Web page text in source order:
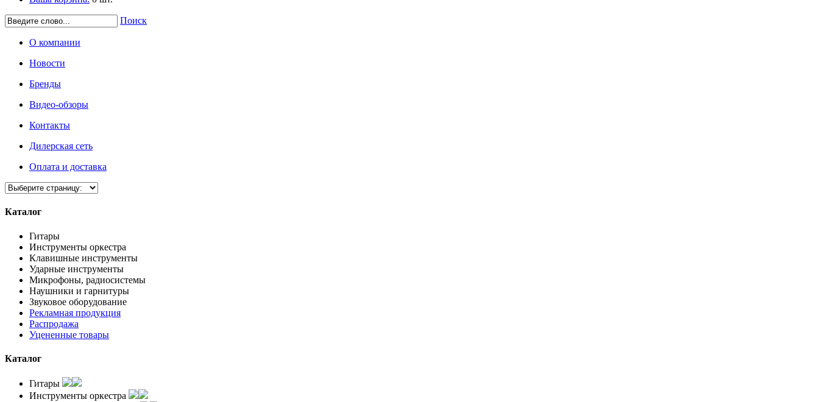
Поиск
О компании
Новости
Бренды
Видео-обзоры
Контакты
Дилерская сеть
Оплата и доставка
Каталог
Гитары
Инструменты оркестра
Клавишные инструменты
Ударные инструменты
Микрофоны, радиосистемы
Наушники и гарнитуры
Звуковое оборудование
Рекламная продукция
Распродажа
Уцененные товары
Каталог
Гитары
Инструменты оркестра